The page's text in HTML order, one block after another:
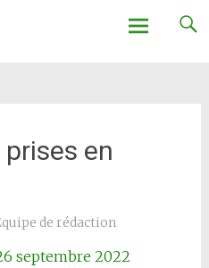
en
de rédaction
septembre 2022